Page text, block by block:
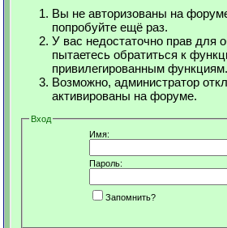
Вы не авторизованы на
попробуйте ещё раз.
У вас недостаточно прав для
пытаетесь обратиться к
привилегированным функциям.
Возможно, администратор
активированы на форуме.
Вход
Имя:
Пароль:
Запомнить?